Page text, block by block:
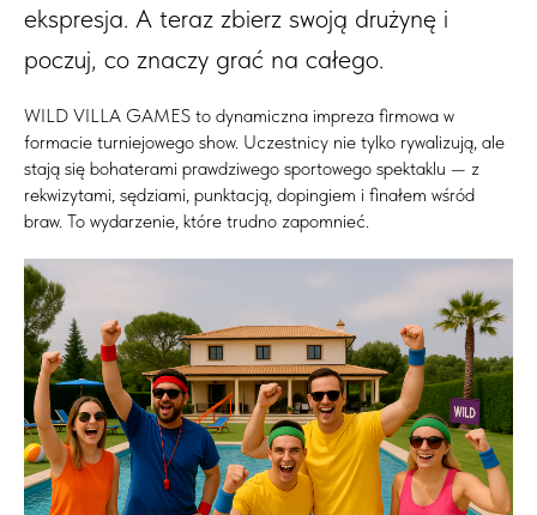
ekspresja. A teraz zbierz swoją drużynę i
poczuj, co znaczy grać na całego.
WILD VILLA GAMES to dynamiczna impreza firmowa w
formacie turniejowego show. Uczestnicy nie tylko rywalizują, ale
stają się bohaterami prawdziwego sportowego spektaklu — z
rekwizytami, sędziami, punktacją, dopingiem i finałem wśród
braw. To wydarzenie, które trudno zapomnieć.